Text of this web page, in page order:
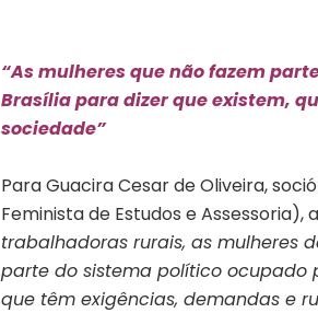
“As mulheres que não fazem
Brasília para dizer que existem,
sociedade”
Para Guacira Cesar de Oliveira,
Feminista de Estudos e
trabalhadoras rurais, as mulheres
parte do sistema político ocupado
que têm exigências, demandas e